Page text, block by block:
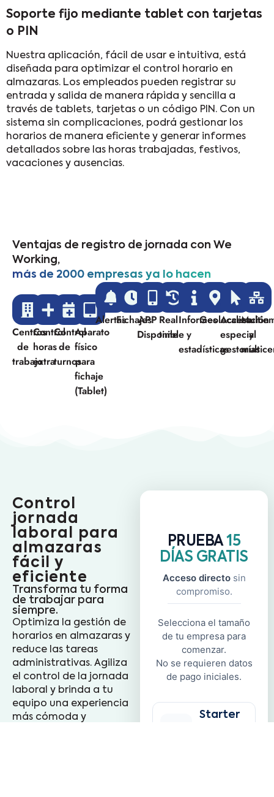
Soporte fijo mediante tablet con tarjetas
o PIN
Nuestra aplicación, fácil de usar e intuitiva, está
diseñada para optimizar el control horario en
almazaras. Los empleados pueden registrar su
entrada y salida de manera rápida y sencilla a
través de tablets, tarjetas o un código PIN. Con un
sistema sin complicaciones, podrá gestionar los
horarios de manera eficiente y generar informes
detallados sobre las horas trabajadas, festivos,
vacaciones y ausencias.
Ventajas de registro de jornada con We
Working,
más de 2000 empresas ya lo hacen
Centros
de
trabajo
Control
horas
extra
Control
de
turnos
Aparato
físico
para
fichaje
(Tablet)
AlertasFichajes
APP
Disponible
Real
time
Informes
y
estadísticas
Geolocalización
Acceso
especial
gestorías
y
Control
jornada
laboral para
almazaras
fácil y
eficiente
Transforma tu forma
de trabajar para
siempre.
Optimiza la gestión de
horarios en almazaras y
reduce las tareas
administrativas. Agiliza
el control de la jornada
laboral y brinda a tu
equipo una experiencia
más cómoda y
PRUEBA15
DÍAS GRATIS
Acceso directosin
compromiso.
Selecciona el tamaño
de tu empresa para
comenzar.
No se requieren datos
de pago iniciales.
Starter